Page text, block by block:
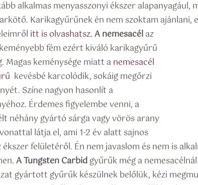
alkalmas menyasszonyi ékszer alapanyagául,
Karikagyűrűnek én nem szoktam ajánlani,
itt is olvashatsz.A nemesacélaz
fém ezért kiváló karikagyűrű
Magas keménysége miatt anemesacél
kevésbé karcolódik, sokáig megőrzi
Színe nagyon hasonlít a
Érdemes figyelembe venni, a
néhány gyártó sárga vagy vörös arany
látja el, ami 1-2 év alatt sajnos
ékszer felületéről. Én nem javaslom és nem is
A Tungsten Carbidgyűrűk még a
gyártott gyűrűk készülnek belőlük, kézi